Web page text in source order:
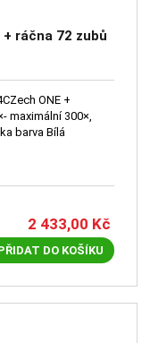
ráčna 72 zubů
ONE +
maximální 300×,
barva Bílá
2 433,00 Kč
DO KOŠÍKU